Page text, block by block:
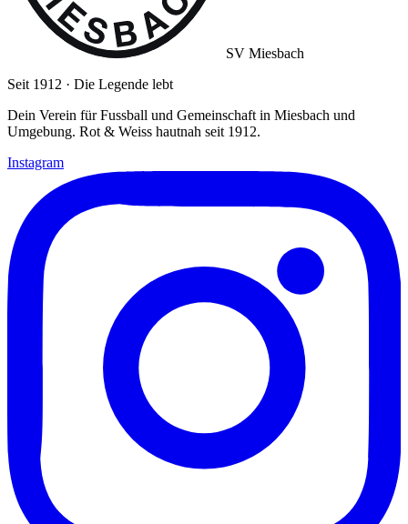
SV Miesbach
Seit 1912 · Die Legende lebt
Dein Verein für Fussball und Gemeinschaft in Miesbach und
Umgebung. Rot & Weiss hautnah seit 1912.
Instagram